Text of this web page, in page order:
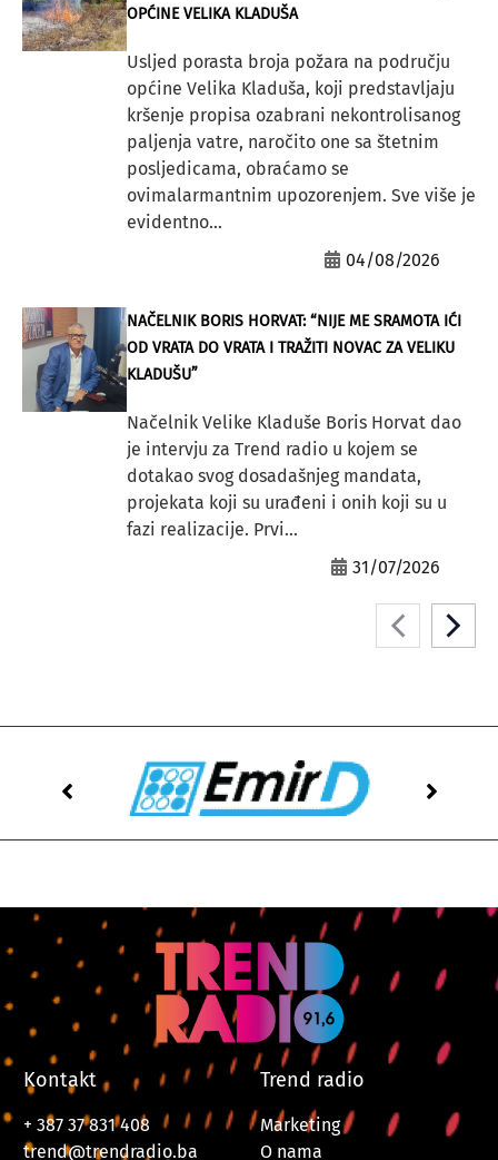
OPĆINE VELIKA KLADUŠA
Usljed porasta broja požara na području
općine Velika Kladuša, koji predstavljaju
kršenje propisa ozabrani nekontrolisanog
paljenja vatre, naročito one sa štetnim
posljedicama, obraćamo se
ovimalarmantnim upozorenjem. Sve više je
evidentno...
04/08/2026
NAČELNIK BORIS HORVAT: “NIJE ME SRAMOTA IĆI
OD VRATA DO VRATA I TRAŽITI NOVAC ZA VELIKU
KLADUŠU”
Načelnik Velike Kladuše Boris Horvat dao
je intervju za Trend radio u kojem se
dotakao svog dosadašnjeg mandata,
projekata koji su urađeni i onih koji su u
fazi realizacije. Prvi...
31/07/2026
Kontakt
+ 387 37 831 408
trend@trendradio.ba
Trend radio
Marketing
O nama